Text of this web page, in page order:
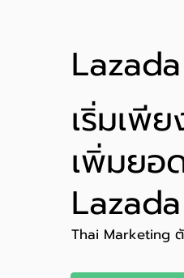
Lazada
เริ่มเพี
เพิ่มยอ
Lazada
Thai Marketing